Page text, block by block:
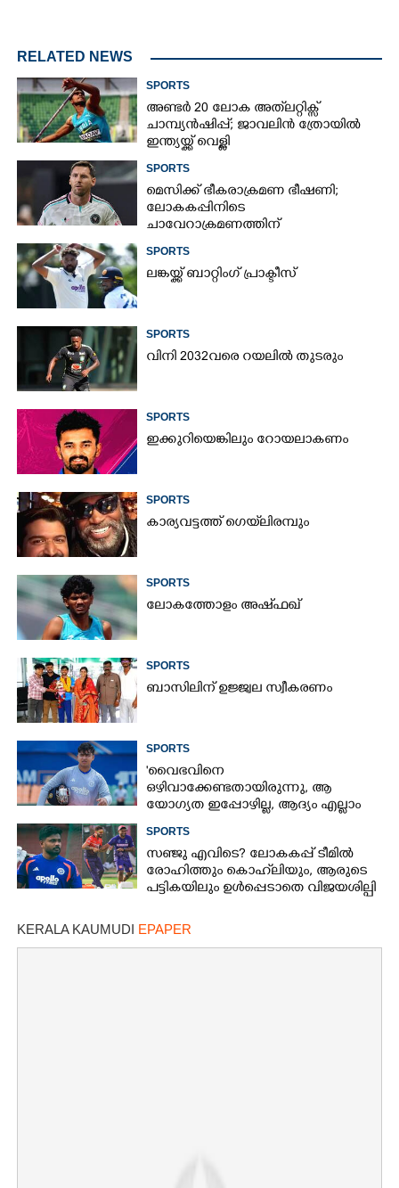
RELATED NEWS
SPORTS
അണ്ടർ 20 ലോക അത്‌ലറ്റിക്സ്
ചാമ്പ്യൻഷിപ്പ്; ജാവലിൻ ത്രോയിൽ
ഇന്ത്യയ്ക്ക് വെള്ളി
SPORTS
മെസിക്ക് ഭീകരാക്രമണ ഭീഷണി;
ലോകകപ്പിനിടെ
ചാവേറാക്രമണത്തിന്
SPORTS
ലങ്കയ്ക്ക് ബാറ്റിംഗ് പ്രാക്ടീസ്
SPORTS
വിനി 2032വരെ റയലിൽ തുടരും
SPORTS
ഇക്കുറിയെങ്കിലും റോയലാകണം
SPORTS
കാര്യവട്ടത്ത് ഗെയ്‌ലിരമ്പും
SPORTS
ലോകത്തോളം അഷ്ഫഖ്
SPORTS
ബാസിലിന് ഉജ്ജ്വല സ്വീകരണം
SPORTS
'വൈഭവിനെ
ഒഴിവാക്കേണ്ടതായിരുന്നു,​ ആ
യോഗ്യത ഇപ്പോഴില്ല, ആദ്യം എല്ലാം
ക്രിക്കറ്റ് താരം
SPORTS
സഞ്ജു എവിടെ? ലോകകപ്പ് ടീമിൽ
രോഹിത്തും കൊഹ്‌ലിയും, ആരുടെ
പട്ടികയിലും ഉൾപ്പെടാതെ വിജയശില്പി
KERALA KAUMUDI EPAPER